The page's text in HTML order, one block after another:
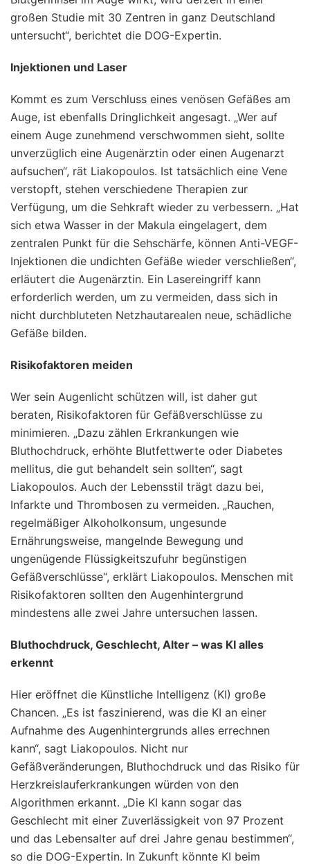
großen Studie mit 30 Zentren in ganz Deutschland
untersucht“, berichtet die DOG-Expertin.
Injektionen und Laser
Kommt es zum Verschluss eines venösen Gefäßes am
Auge, ist ebenfalls Dringlichkeit angesagt. „Wer auf
einem Auge zunehmend verschwommen sieht, sollte
unverzüglich eine Augenärztin oder einen Augenarzt
aufsuchen“, rät Liakopoulos. Ist tatsächlich eine Vene
verstopft, stehen verschiedene Therapien zur
Verfügung, um die Sehkraft wieder zu verbessern. „Hat
sich etwa Wasser in der Makula eingelagert, dem
zentralen Punkt für die Sehschärfe, können Anti-VEGF-
Injektionen die undichten Gefäße wieder verschließen“,
erläutert die Augenärztin. Ein Lasereingriff kann
erforderlich werden, um zu vermeiden, dass sich in
nicht durchbluteten Netzhautarealen neue, schädliche
Gefäße bilden.
Risikofaktoren meiden
Wer sein Augenlicht schützen will, ist daher gut
beraten, Risikofaktoren für Gefäßverschlüsse zu
minimieren. „Dazu zählen Erkrankungen wie
Bluthochdruck, erhöhte Blutfettwerte oder Diabetes
mellitus, die gut behandelt sein sollten“, sagt
Liakopoulos. Auch der Lebensstil trägt dazu bei,
Infarkte und Thrombosen zu vermeiden. „Rauchen,
regelmäßiger Alkoholkonsum, ungesunde
Ernährungsweise, mangelnde Bewegung und
ungenügende Flüssigkeitszufuhr begünstigen
Gefäßverschlüsse“, erklärt Liakopoulos. Menschen mit
Risikofaktoren sollten den Augenhintergrund
mindestens alle zwei Jahre untersuchen lassen.
Bluthochdruck, Geschlecht, Alter – was KI alles
erkennt
Hier eröffnet die Künstliche Intelligenz (KI) große
Chancen. „Es ist faszinierend, was die KI an einer
Aufnahme des Augenhintergrunds alles errechnen
kann“, sagt Liakopoulos. Nicht nur
Gefäßveränderungen, Bluthochdruck und das Risiko für
Herzkreislauferkrankungen würden von den
Algorithmen erkannt. „Die KI kann sogar das
Geschlecht mit einer Zuverlässigkeit von 97 Prozent
und das Lebensalter auf drei Jahre genau bestimmen“,
so die DOG-Expertin. In Zukunft könnte KI beim